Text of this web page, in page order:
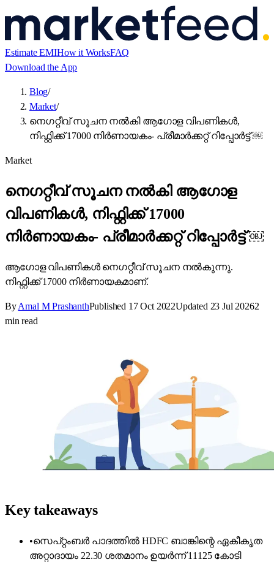
Estimate EMIHow it WorksFAQ
Download the App
Blog/
Market/
നെഗറ്റീവ് സൂചന നൽകി ആഗോള വിപണികൾ,
നിഫ്റ്റിക്ക് 17000 നിർണായകം- പ്രീമാർക്കറ്റ് റിപ്പോർട്ട് ￼
Market
നെഗറ്റീവ് സൂചന നൽകി ആഗോള
വിപണികൾ, നിഫ്റ്റിക്ക് 17000
നിർണായകം- പ്രീമാർക്കറ്റ് റിപ്പോർട്ട് ￼
ആഗോള വിപണികൾ നെഗറ്റീവ് സൂചന നൽകുന്നു.
നിഫ്റ്റിക്ക് 17000 നിർണായകമാണ്.
ByAmal M PrashanthPublished 17 Oct 2022Updated 23 Jul 20262
min read
Key takeaways
•സെപ്റ്റംബർ പാദത്തിൽ HDFC ബാങ്കിന്റെ ഏകീകൃത
അറ്റാദായം 22.30 ശതമാനം ഉയർന്ന് 11125 കോടി